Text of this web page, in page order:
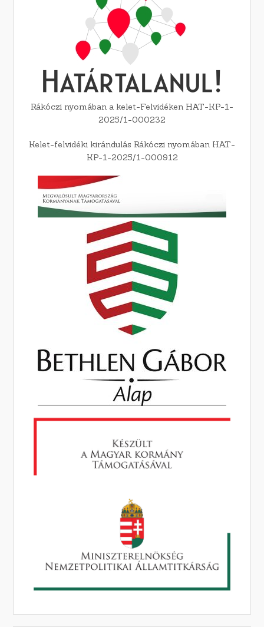
Rákóczi nyomában a kelet-Felvidéken HAT-KP-1-
2025/1-000232
Kelet-felvidéki kirándulás Rákóczi nyomában HAT-
KP-1-2025/1-000912